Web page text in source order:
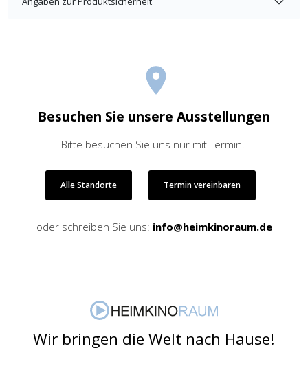
Besuchen Sie unsere Ausstellungen
Bitte besuchen Sie uns nur mit Termin.
Alle Standorte Termin vereinbaren
oder schreiben Sie uns: info@heimkinoraum.de
Wir bringen die Welt nach Hause!